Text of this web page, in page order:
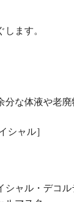
ます。
分な体液や老廃
シャル］
シャル・デ